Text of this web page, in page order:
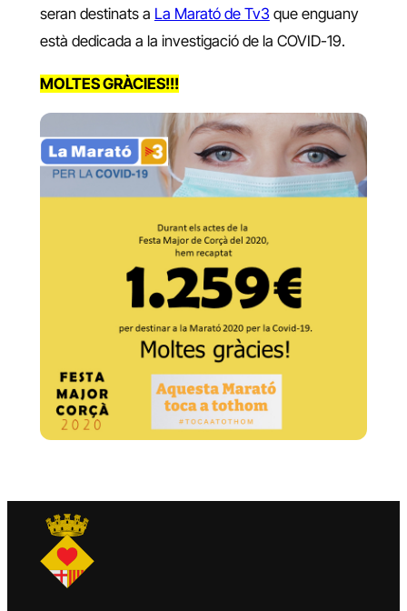
seran destinats a La Marató de Tv3 que enguany
està dedicada a la investigació de la COVID-19.
MOLTES GRÀCIES!!!